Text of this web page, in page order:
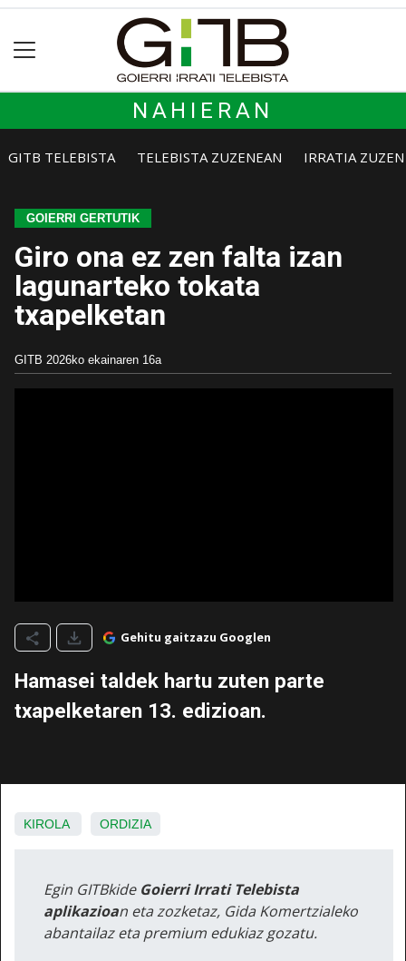
NAHIERAN
GITB TELEBISTA TELEBISTA ZUZENEAN IRRATIA
GOIERRI GERTUTIK
Giro ona ez zen falta izan
lagunarteko tokata
txapelketan
GITB 2026ko ekainaren 16a
Gehitu gaitzazu Googlen
Hamasei taldek hartu zuten parte
txapelketaren 13. edizioan.
KIROLA ORDIZIA
Egin GITBkide Goierri Irrati Telebista
aplikazioan eta zozketaz, Gida Komertzialeko
abantailaz eta premium edukiaz gozatu.